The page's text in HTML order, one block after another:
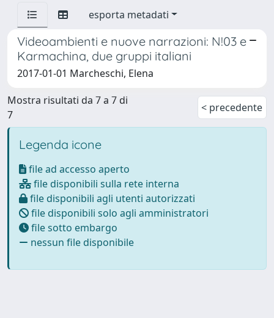
esporta metadati
Videoambienti e nuove narrazioni: N!03 e
Karmachina, due gruppi italiani
2017-01-01 Marcheschi, Elena
Mostra risultati da 7 a 7 di
7
< precedente
Legenda icone
file ad accesso aperto
file disponibili sulla rete interna
file disponibili agli utenti autorizzati
file disponibili solo agli amministratori
file sotto embargo
nessun file disponibile